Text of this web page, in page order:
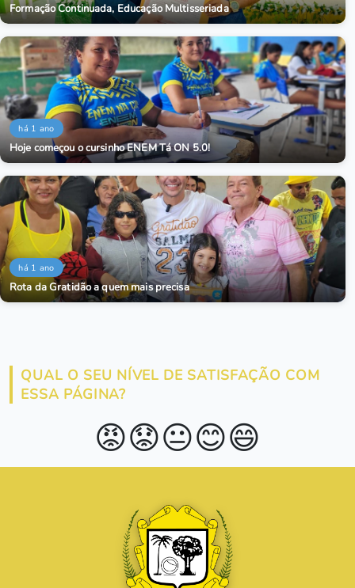
Formação Continuada, Educação Multisseriada
há 1 ano
Hoje começou o cursinho ENEM Tá ON 5.0!
há 1 ano
Rota da Gratidão a quem mais precisa
QUAL O SEU NÍVEL DE SATISFAÇÃO COM
ESSA PÁGINA?
😡😟😐😊😄